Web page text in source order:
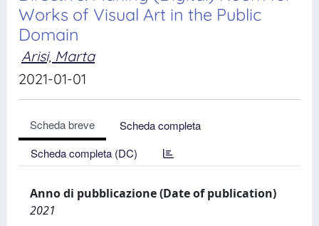
Works of Visual Art in the Public
Domain
Arisi, Marta
2021-01-01
Scheda breve
Scheda completa
Scheda completa (DC)
Anno di pubblicazione (Date of publication)
2021